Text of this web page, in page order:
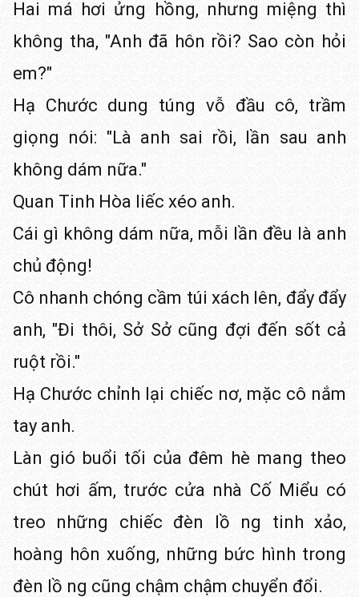
Hai má hơi ửng hồng, nhưng miệng thì
không tha, "Anh đã hôn rồi? Sao còn hỏi
em?"
Hạ Chước dung túng vỗ đầu cô, trầm
giọng nói: "Là anh sai rồi, lần sau anh
không dám nữa."
Quan Tinh Hòa liếc xéo anh.
Cái gì không dám nữa, mỗi lần đều là anh
chủ động!
Cô nhanh chóng cầm túi xách lên, đẩy đẩy
anh, "Đi thôi, Sở Sở cũng đợi đến sốt cả
ruột rồi."
Hạ Chước chỉnh lại chiếc nơ, mặc cô nắm
tay anh.
Làn gió buổi tối của đêm hè mang theo
chút hơi ấm, trước cửa nhà Cố Miểu có
treo những chiếc đèn lồ ng tinh xảo,
hoàng hôn xuống, những bức hình trong
đèn lồ ng cũng chậm chậm chuyển đổi.